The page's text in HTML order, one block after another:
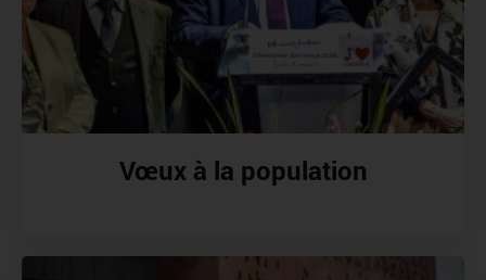
Vœux à la population